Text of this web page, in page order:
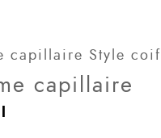
capillaire Style coif
capillaire